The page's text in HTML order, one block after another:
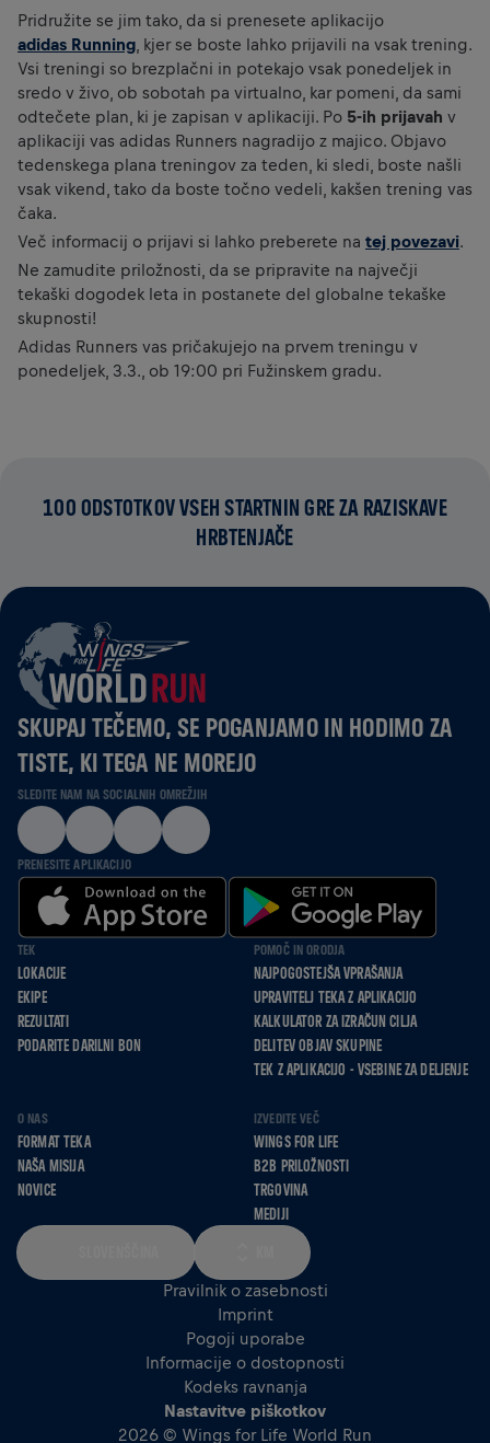
Pridružite se jim tako, da si prenesete aplikacijo
adidas Running, kjer se boste lahko prijavili na vsak trening.
Vsi treningi so brezplačni in potekajo vsak ponedeljek in
sredo v živo, ob sobotah pa virtualno, kar pomeni, da sami
odtečete plan, ki je zapisan v aplikaciji. Po 5-ih prijavah v
aplikaciji vas adidas Runners nagradijo z majico. Objavo
tedenskega plana treningov za teden, ki sledi, boste našli
vsak vikend, tako da boste točno vedeli, kakšen trening vas
čaka.
Več informacij o prijavi si lahko preberete na tej povezavi.
Ne zamudite priložnosti, da se pripravite na največji
tekaški dogodek leta in postanete del globalne tekaške
skupnosti!
Adidas Runners vas pričakujejo na prvem treningu v
ponedeljek, 3.3., ob 19:00 pri Fužinskem gradu.
100 ODSTOTKOV VSEH STARTNIN GRE ZA RAZISKAVE
HRBTENJAČE
SKUPAJ TEČEMO, SE POGANJAMO IN HODIMO ZA
TISTE, KI TEGA NE MOREJO
SLEDITE NAM NA SOCIALNIH OMREŽJIH
PRENESITE APLIKACIJO
TEK
LOKACIJE
EKIPE
REZULTATI
PODARITE DARILNI BON
POMOČ IN ORODJA
NAJPOGOSTEJŠA VPRAŠANJA
UPRAVITELJ TEKA Z APLIKACIJO
KALKULATOR ZA IZRAČUN CILJA
DELITEV OBJAV SKUPINE
TEK Z APLIKACIJO - VSEBINE ZA DELJENJE
O NAS
FORMAT TEKA
NAŠA MISIJA
NOVICE
IZVEDITE VEČ
WINGS FOR LIFE
B2B PRILOŽNOSTI
TRGOVINA
MEDIJI
Pravilnik o zasebnosti
Imprint
Pogoji uporabe
Informacije o dostopnosti
Kodeks ravnanja
Nastavitve piškotkov
2026 © Wings for Life World Run